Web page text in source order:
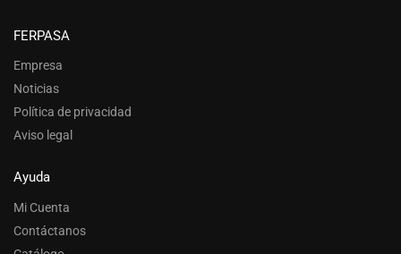
FERPASA
Empresa
Noticias
Política de privacidad
Aviso legal
Ayuda
Mi Cuenta
Contáctanos